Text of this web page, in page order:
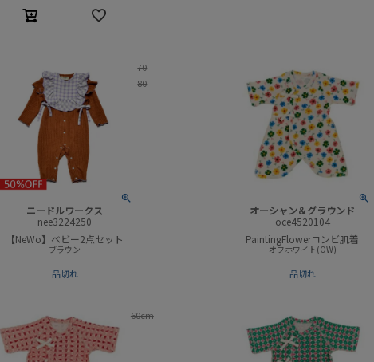
ニードルワークス
nee3224250
【NeWo】ベビー2点セット
ブラウン
品切れ
70
80
オーシャン＆グラウンド
oce4520104
PaintingFlowerコンビ肌着
オフホワイト(OW)
品切れ
60cm